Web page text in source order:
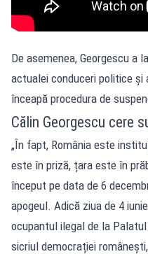
De asemenea, Georgescu a
actualei conduceri politice
înceapă procedura de
Călin Georgescu cere
„În fapt, România este
este în priză, țara este în
început pe data de 6
apogeul. Adică ziua de 4
ocupantul ilegal de la
sicriul democrației